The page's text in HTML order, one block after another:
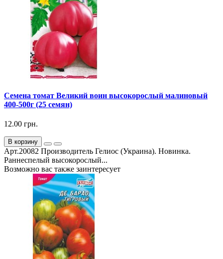
Семена томат Великий воин высокорослый малиновый
400-500г (25 семян)
12.00 грн.
В корзину
Арт.20082 Производитель Гелиос (Украина). Новинка.
Раннеспелый высокорослый...
Возможно вас также заинтересует